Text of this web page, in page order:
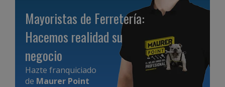
Mayoristas de Ferretería:
Hacemos realidad su
negocio
Hazte franquiciado
de Maurer Point